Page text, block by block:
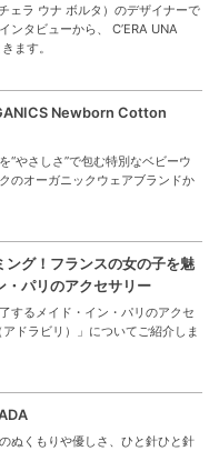
ェラ ウナ ボルタ）のデザイナーで
ンタビューから、 C’ERA UNA
ます。
Newborn Cotton
“やさしさ”で包む特別なベビーウ
のオーガニックウェアブランドか
ング！フランスの女の子を魅
・パリのアクセサリー
するメイド・イン・パリのアクセ
ドラビリ）」についてご紹介しま
ぬくもりや優しさ、ひと針ひと針